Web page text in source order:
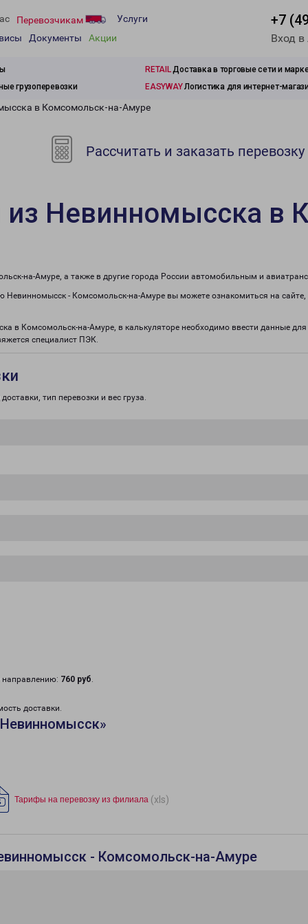
Перевозчикам
Услуги
Документы Акции
+7
Вход
RETAILДоставка в торговые сети и
грузоперевозки EASYWAYЛогистика для интернет-
в Комсомольск-на-Амуре
Рассчитать и заказать перевозку
из Невинномысска в
на-Амуре, а также в другие города России автомобильным и
- Комсомольск-на-Амуре вы можете ознакомиться на
в Комсомольск-на-Амуре, в калькуляторе необходимо ввести данные
специалист ПЭК.
тип перевозки и вес груза.
760 руб.
доставки.
Тарифы на перевозку из филиала (xls)
- Комсомольск-на-Амуре